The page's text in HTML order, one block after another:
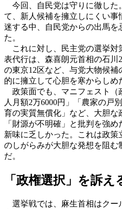
今回、自民党は守りに徹した
て、新人候補を擁立しにくい
迷する中、自民党からの出馬を
た。
これに対し、民主党の選挙対
表代行は、森喜朗元首相の石川
の東京12区など、与党大物候
的に擁立して心胆を寒からしめ
政策面でも、マニフェスト（
人月額2万6000円」「農家の戸
育の実質無償化」など、大胆
「財源が不明確」と批判を強
新味に乏しかった。これは政
のしがらみが大胆な発想を阻
だ。
「政権選択」を訴え
選挙戦では、麻生首相はクー